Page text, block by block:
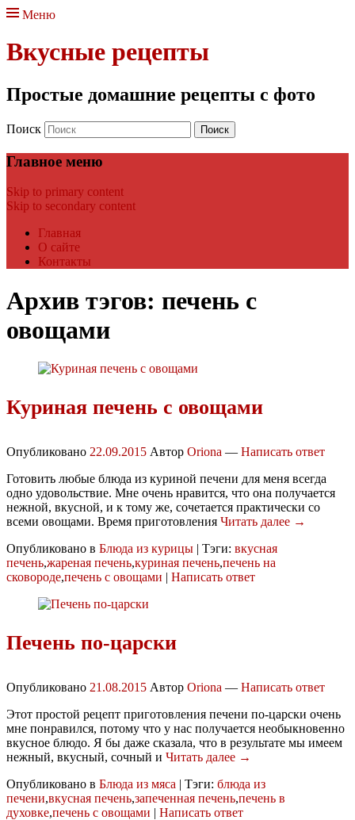
Меню
Вкусные рецепты
Простые домашние рецепты с фото
Поиск
Главное меню
Skip to primary content
Skip to secondary content
Главная
О сайте
Контакты
Архив тэгов: печень с
овощами
Куриная печень с овощами
Опубликовано 22.09.2015 Автор Oriona — Написать ответ
Готовить любые блюда из куриной печени для меня всегда
одно удовольствие. Мне очень нравится, что она получается
нежной, вкусной, и к тому же, сочетается практически со
всеми овощами. Время приготовления Читать далее →
Опубликовано в Блюда из курицы | Тэги: вкусная
печень,жареная печень,куриная печень,печень на
сковороде,печень с овощами | Написать ответ
Печень по-царски
Опубликовано 21.08.2015 Автор Oriona — Написать ответ
Этот простой рецепт приготовления печени по-царски очень
мне понравился, потому что у нас получается необыкновенно
вкусное блюдо. Я бы даже сказала, что в результате мы имеем
нежный, вкусный, сочный и Читать далее →
Опубликовано в Блюда из мяса | Тэги: блюда из
печени,вкусная печень,запеченная печень,печень в
духовке,печень с овощами | Написать ответ